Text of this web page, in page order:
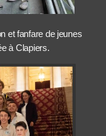
et fanfare de jeunes
à Clapiers.